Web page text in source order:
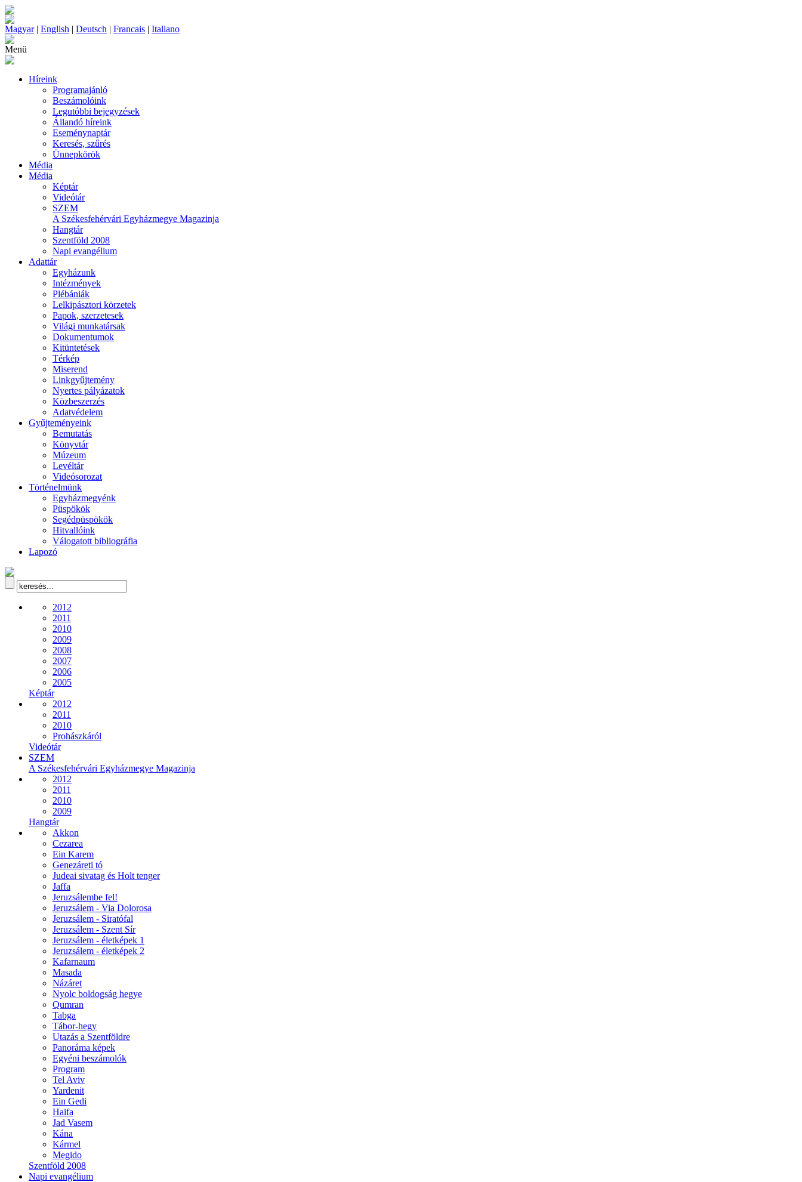
Magyar| English | Deutsch | Francais | Italiano
Menü
Híreink
Programajánló
Beszámolóink
Legutóbbi bejegyzések
Állandó híreink
Eseménynaptár
Keresés, szűrés
Ünnepkörök
Média
Média
Képtár
Videótár
SZEM
A Székesfehérvári Egyházmegye Magazinja
Hangtár
Szentföld 2008
Napi evangélium
Adattár
Egyházunk
Intézmények
Plébániák
Lelkipásztori körzetek
Papok, szerzetesek
Világi munkatársak
Dokumentumok
Kitüntetések
Térkép
Miserend
Linkgyűjtemény
Nyertes pályázatok
Közbeszerzés
Adatvédelem
Gyűjteményeink
Bemutatás
Könyvtár
Múzeum
Levéltár
Videósorozat
Történelmünk
Egyházmegyénk
Püspökök
Segédpüspökök
Hitvallóink
Válogatott bibliográfia
Lapozó
2012
2011
2010
2009
2008
2007
2006
2005
Képtár
2012
2011
2010
Prohászkáról
Videótár
SZEM
A Székesfehérvári Egyházmegye Magazinja
2012
2011
2010
2009
Hangtár
Akkon
Cezarea
Ein Karem
Genezáreti tó
Judeai sivatag és Holt tenger
Jaffa
Jeruzsálembe fel!
Jeruzsálem - Via Dolorosa
Jeruzsálem - Siratófal
Jeruzsálem - Szent Sír
Jeruzsálem - életképek 1
Jeruzsálem - életképek 2
Kafarnaum
Masada
Názáret
Nyolc boldogság hegye
Qumran
Tabga
Tábor-hegy
Utazás a Szentföldre
Panoráma képek
Egyéni beszámolók
Program
Tel Aviv
Yardenit
Ein Gedi
Haifa
Jad Vasem
Kána
Kármel
Megido
Szentföld 2008
Napi evangélium